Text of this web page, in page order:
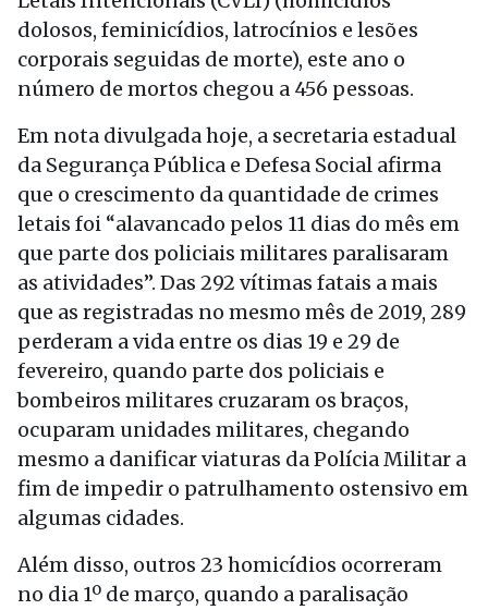
dolosos, feminicídios, latrocínios e lesões
corporais seguidas de morte), este ano o
número de mortos chegou a 456 pessoas.
Em nota divulgada hoje, a secretaria estadual
da Segurança Pública e Defesa Social afirma
que o crescimento da quantidade de crimes
letais foi “alavancado pelos 11 dias do mês em
que parte dos policiais militares paralisaram
as atividades”. Das 292 vítimas fatais a mais
que as registradas no mesmo mês de 2019, 289
perderam a vida entre os dias 19 e 29 de
fevereiro, quando parte dos policiais e
bombeiros militares cruzaram os braços,
ocuparam unidades militares, chegando
mesmo a danificar viaturas da Polícia Militar a
fim de impedir o patrulhamento ostensivo em
algumas cidades.
Além disso, outros 23 homicídios ocorreram
no dia 1º de março, quando a paralisação